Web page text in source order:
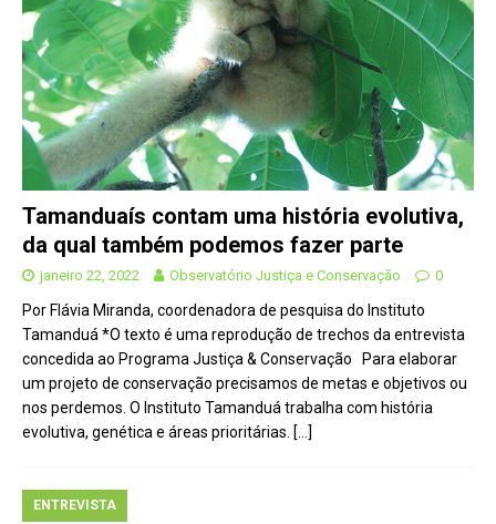
Tamanduaís contam uma história evolutiva,
da qual também podemos fazer parte
janeiro 22, 2022 Observatório Justiça e Conservação 0
Por Flávia Miranda, coordenadora de pesquisa do Instituto
Tamanduá *O texto é uma reprodução de trechos da entrevista
concedida ao Programa Justiça & Conservação Para elaborar
um projeto de conservação precisamos de metas e objetivos ou
nos perdemos. O Instituto Tamanduá trabalha com história
evolutiva, genética e áreas prioritárias. […]
ENTREVISTA